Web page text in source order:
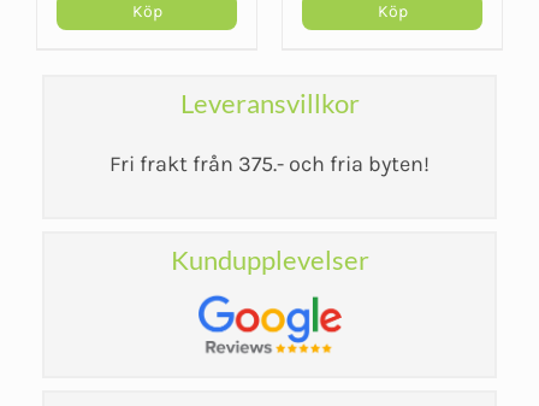
Köp Köp
Leveransvillkor
Fri frakt från 375.- och fria byten!
Kundupplevelser